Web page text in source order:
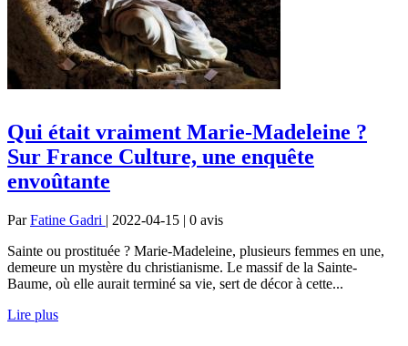
Qui était vraiment Marie-Madeleine ?
Sur France Culture, une enquête
envoûtante
ParFatine Gadri | 2022-04-15 | 0 avis
Sainte ou prostituée ? Marie-Madeleine, plusieurs femmes en une,
demeure un mystère du christianisme. Le massif de la Sainte-
Baume, où elle aurait terminé sa vie, sert de décor à cette...
Lire plus